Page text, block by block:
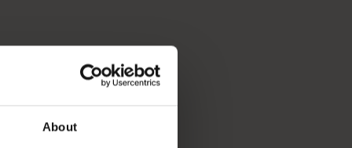
About
membantu Anda memecah daftar keinginan